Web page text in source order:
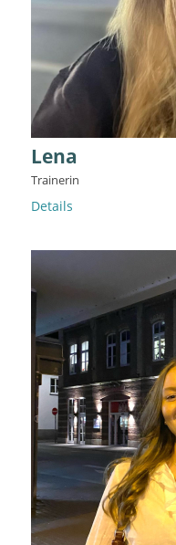
Lena
Trainerin
Details